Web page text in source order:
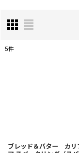
5件
ブレッド＆バター カリ